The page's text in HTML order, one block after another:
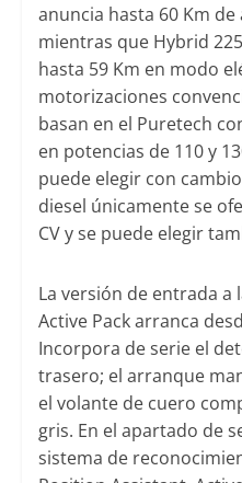
anuncia hasta 60 Km
mientras que Hybrid
hasta 59 Km en modo
motorizaciones
basan en el Puretech
en potencias de 110 y
puede elegir con
diesel únicamente se
CV y se puede elegir
La versión de entrada a
Active Pack arranca
Incorpora de serie el
trasero; el arranque
el volante de cuero
gris. En el apartado de
sistema de